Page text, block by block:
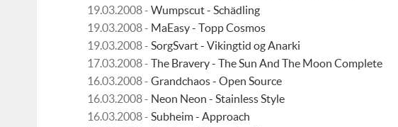
19.03.2008 - Wumpscut - Schädling
19.03.2008 - MaEasy - Topp Cosmos
19.03.2008 - SorgSvart - Vikingtid og Anarki
17.03.2008 - The Bravery - The Sun And The Moon Complete
16.03.2008 - Grandchaos - Open Source
16.03.2008 - Neon Neon - Stainless Style
16.03.2008 - Subheim - Approach